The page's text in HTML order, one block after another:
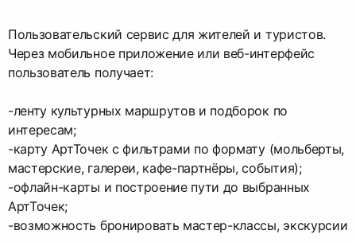
Пользовательский сервис для жителей и туристов.
Через мобильное приложение или веб-интерфейс
пользователь получает:
-ленту культурных маршрутов и подборок по
интересам;
-карту АртТочек с фильтрами по формату (мольберты,
мастерские, галереи, кафе-партнёры, события);
-офлайн-карты и построение пути до выбранных
АртТочек;
-возможность бронировать мастер-классы, экскурсии